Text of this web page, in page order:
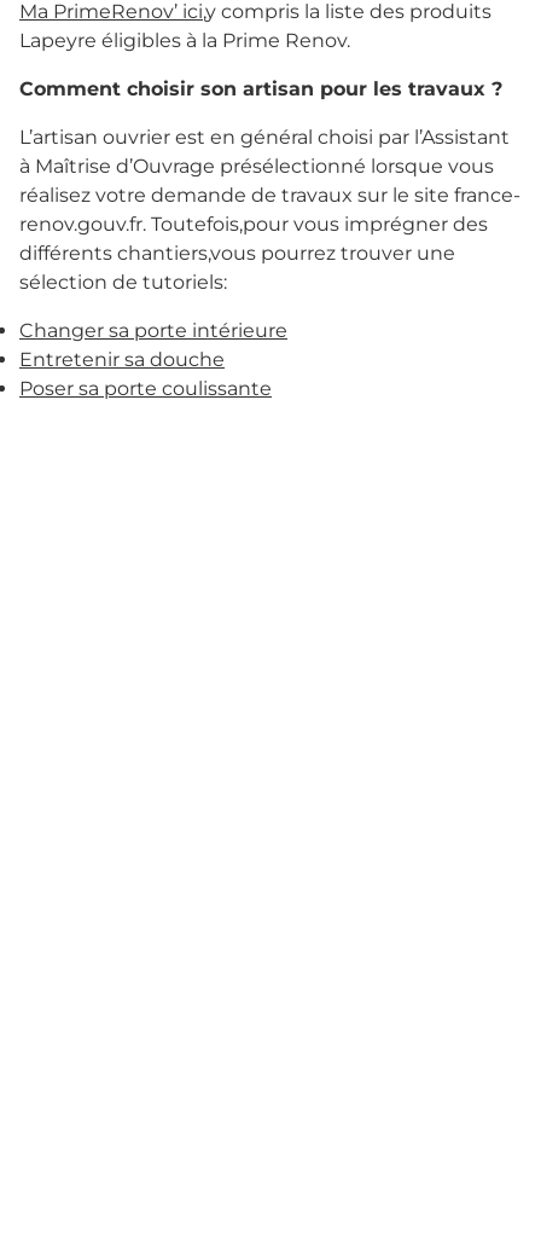
Ma PrimeRenov’ ici,y compris la liste des produits
Lapeyre éligibles à la Prime Renov.
Comment choisir son artisan pour les travaux ?
L’artisan ouvrier est en général choisi par l’Assistant
à Maîtrise d’Ouvrage présélectionné lorsque vous
réalisez votre demande de travaux sur le site france-
renov.gouv.fr. Toutefois,pour vous imprégner des
différents chantiers,vous pourrez trouver une
sélection de tutoriels:
Changer sa porte intérieure
Entretenir sa douche
Poser sa porte coulissante